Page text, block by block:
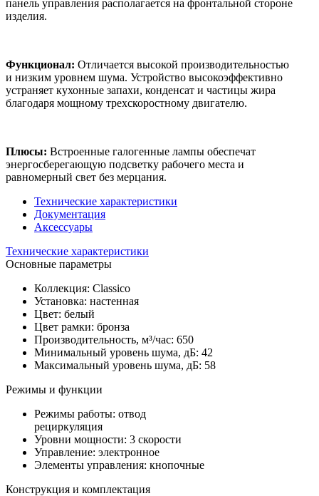
панель управления располагается на фронтальной стороне
изделия.
Функционал: Отличается высокой производительностью
и низким уровнем шума. Устройство высокоэффективно
устраняет кухонные запахи, конденсат и частицы жира
благодаря мощному трехскоростному двигателю.
Плюсы: Встроенные галогенные лампы обеспечат
энергосберегающую подсветку рабочего места и
равномерный свет без мерцания.
Технические характеристики
Документация
Аксессуары
Технические характеристики
Основные параметры
Коллекция: Сlassico
Установка: настенная
Цвет: белый
Цвет рамки: бронза
Производительность, м³/час: 650
Минимальный уровень шума, дБ: 42
Максимальный уровень шума, дБ: 58
Режимы и функции
Режимы работы: отвод
рециркуляция
Уровни мощности: 3 скорости
Управление: электронное
Элементы управления: кнопочные
Конструкция и комплектация